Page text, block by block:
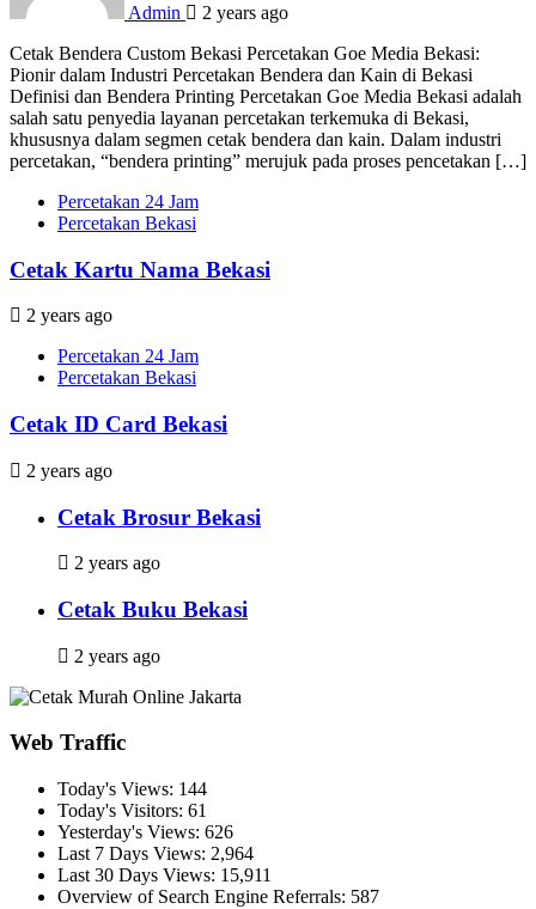
Admin
2 years ago
Cetak Bendera Custom Bekasi Percetakan Goe Media Bekasi:
Pionir dalam Industri Percetakan Bendera dan Kain di Bekasi
Definisi dan Bendera Printing Percetakan Goe Media Bekasi adalah
salah satu penyedia layanan percetakan terkemuka di Bekasi,
khususnya dalam segmen cetak bendera dan kain. Dalam industri
percetakan, “bendera printing” merujuk pada proses pencetakan […]
Percetakan 24 Jam
Percetakan Bekasi
Cetak Kartu Nama Bekasi
2 years ago
Percetakan 24 Jam
Percetakan Bekasi
Cetak ID Card Bekasi
2 years ago
Cetak Brosur Bekasi
2 years ago
Cetak Buku Bekasi
2 years ago
Web Traffic
Today's Views: 144
Today's Visitors: 61
Yesterday's Views: 626
Last 7 Days Views: 2,964
Last 30 Days Views: 15,911
Overview of Search Engine Referrals: 587